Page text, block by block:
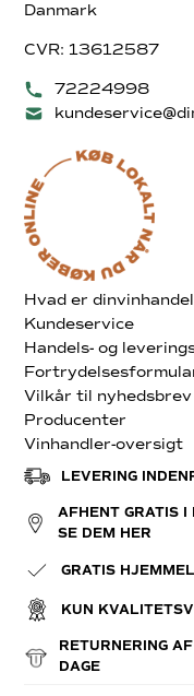
Danmark
CVR: 13612587
72224998
Hvad er
Kundeservice
Handels- og
Vilkår til nyhedsbrev
Producenter
Vinhandler-oversigt
LEVERING
AFHENT GRATIS
SE DEM HER
GRATIS
KUN
RETURNERING
DAGE